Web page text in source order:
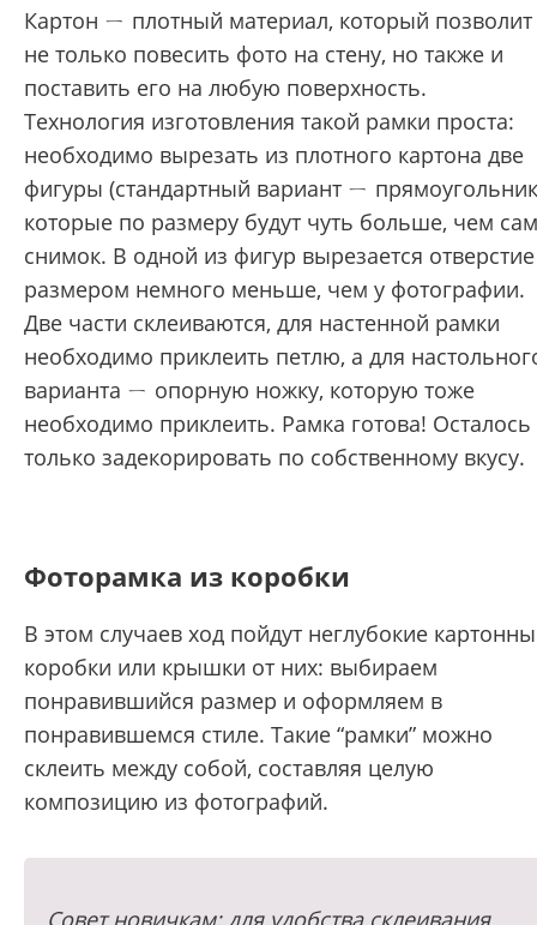
Картон ㄧ плотный материал, который позволит
не только повесить фото на стену, но также и
поставить его на любую поверхность.
Технология изготовления такой рамки проста:
необходимо вырезать из плотного картона две
фигуры (стандартный вариант ㄧ
которые по размеру будут чуть больше, чем сам
снимок. В одной из фигур вырезается отверстие
размером немного меньше, чем у фотографии.
Две части склеиваются, для настенной рамки
необходимо приклеить петлю, а для
варианта ㄧ опорную ножку, которую тоже
необходимо приклеить. Рамка готова! Осталось
только задекорировать по собственному вкусу.
Фоторамка из коробки
В этом случаев ход пойдут неглубокие
коробки или крышки от них: выбираем
понравившийся размер и оформляем в
понравившемся стиле. Такие “рамки” можно
склеить между собой, составляя целую
композицию из фотографий.
Совет новичкам: для удобства склеивания